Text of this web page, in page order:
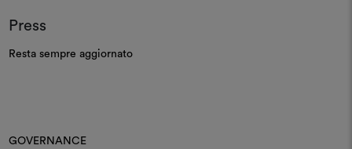
Press
Resta sempre aggiornato
GOVERNANCE